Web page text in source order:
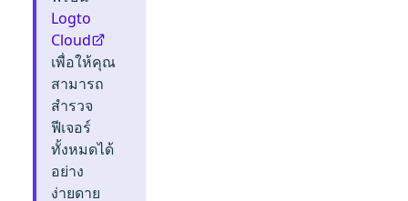
Logto
Cloud
เพื่อให้คุณ
สามารถ
สำรวจ
ฟีเจอร์
ทั้งหมดได้
อย่าง
ง่ายดาย